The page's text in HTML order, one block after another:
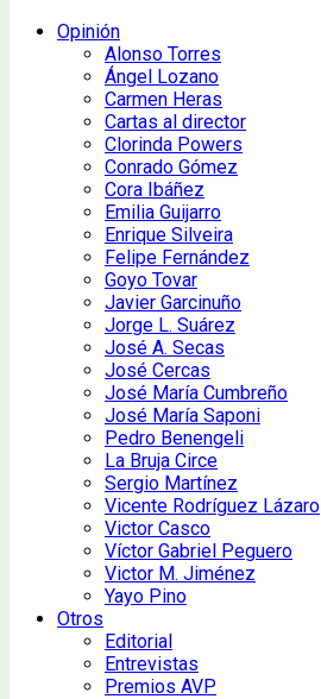
Opinión
Alonso Torres
Ángel Lozano
Carmen Heras
Cartas al director
Clorinda Powers
Conrado Gómez
Cora Ibáñez
Emilia Guijarro
Enrique Silveira
Felipe Fernández
Goyo Tovar
Javier Garcinuño
Jorge L. Suárez
José A. Secas
José Cercas
José María Cumbreño
José María Saponi
Pedro Benengeli
La Bruja Circe
Sergio Martínez
Vicente Rodríguez Lázaro
Victor Casco
Víctor Gabriel Peguero
Victor M. Jiménez
Yayo Pino
Otros
Editorial
Entrevistas
Premios AVP